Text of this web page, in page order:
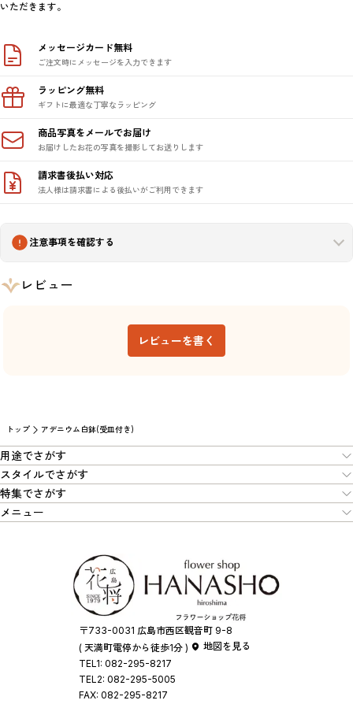
トップ アデニウム白鉢(受皿付き)
いただきます。
メッセージカード無料
ご注文時にメッセージを入力できます
ラッピング無料
ギフトに最適な丁寧なラッピング
商品写真をメールでお届け
お届けしたお花の写真を撮影してお送りします
請求書後払い対応
法人様は請求書による後払いがご利用できます
注意事項を確認する
レビュー
レビューを書く
用途でさがす
スタイルでさがす
特集でさがす
メニュー
〒733-0031 広島市西区観音町 9-8
( 天満町電停から徒歩1分 )
地図を見る
TEL1: 082-295-8217
TEL2: 082-295-5005
FAX: 082-295-8217